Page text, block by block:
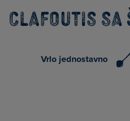
Clafoutis sa
Vrlo jednostavno